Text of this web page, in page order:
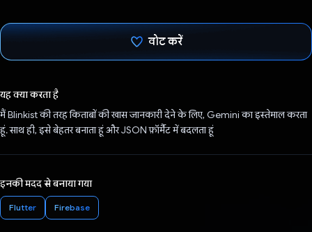
वोट करें
यह क्या करता है
मैं Blinkist की तरह किताबों की खास जानकारी देने के लिए, Gemini का इस्तेमाल करता
हूं. साथ ही, इसे बेहतर बनाता हूं और JSON फ़ॉर्मैट में बदलता हूं
इनकी मदद से बनाया गया
Flutter Firebase